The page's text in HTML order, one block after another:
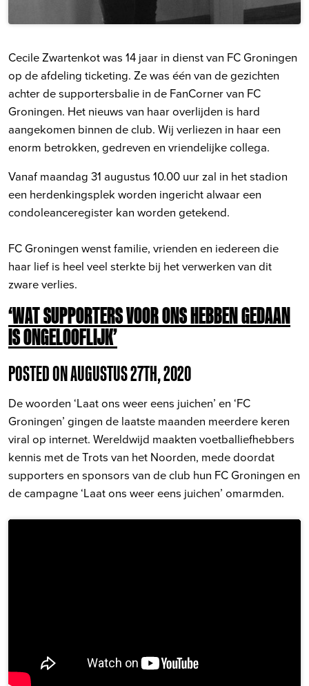
Cecile Zwartenkot was 14 jaar in dienst van FC Groningen
op de afdeling ticketing. Ze was één van de gezichten
achter de supportersbalie in de FanCorner van FC
Groningen. Het nieuws van haar overlijden is hard
aangekomen binnen de club. Wij verliezen in haar een
enorm betrokken, gedreven en vriendelijke collega.
Vanaf maandag 31 augustus 10.00 uur zal in het stadion
een herdenkingsplek worden ingericht alwaar een
condoleanceregister kan worden getekend.
FC Groningen wenst familie, vrienden en iedereen die
haar lief is heel veel sterkte bij het verwerken van dit
zware verlies.
‘WAT SUPPORTERS VOOR ONS HEBBEN GEDAAN
IS ONGELOOFLIJK’
POSTED ON AUGUSTUS 27TH, 2020
De woorden ‘Laat ons weer eens juichen’ en ‘FC
Groningen’ gingen de laatste maanden meerdere keren
viral op internet. Wereldwijd maakten voetballiefhebbers
kennis met de Trots van het Noorden, mede doordat
supporters en sponsors van de club hun FC Groningen en
de campagne ‘Laat ons weer eens juichen’ omarmden.